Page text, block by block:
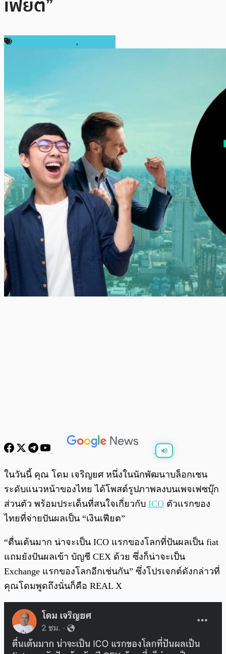
,
พร้อมเล่น 0:00
ในวันนี้ คุณ โดม เจริญยศ หนึ่งในนักพัฒนาบล็อกเชน
ระดับแนวหน้าของไทย ได้โพสต์รูปภาพลงบนเพจเฟซบุ๊ก
ส่วนตัว พร้อมประเด็นที่สนใจเกี่ยวกับ ICO ตัวแรกของ
ไทยที่จ่ายปันผลเป็น “เงินเฟียต”
“ตื่นเต้นมาก น่าจะเป็น ICO แรกของโลกที่ปันผลเป็น fiat
แถมยังปันผลเข้า บัญชี CEX ด้วย ซึ่งก็น่าจะเป็น
Exchange แรกของโลกอีกเช่นกัน” ซึ่งโปรเจกต์ดังกล่าวที่
คุณโดมพูดถึงนั่นก็คือ REAL X